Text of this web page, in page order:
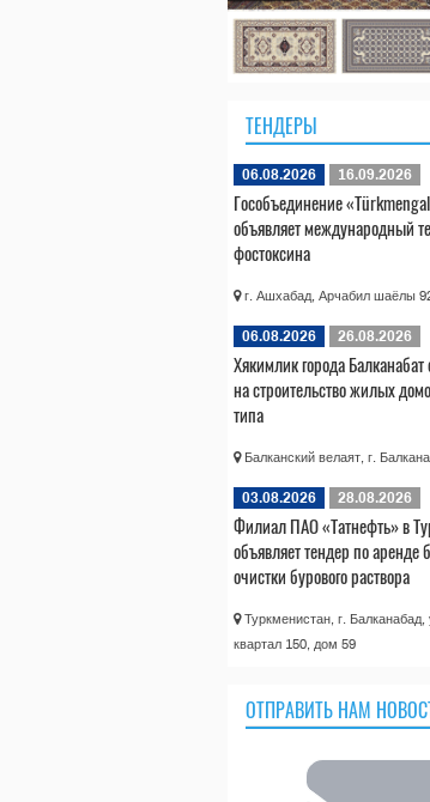
ТЕНДЕРЫ
06.08.2026 16.09.2026
Гособъединение
объявляет международный
фостоксина
г. Ашхабад, Арчабил шаёлы
06.08.2026 26.08.2026
Хякимлик города Балканабат
на строительство жилых
типа
Балканский велаят, г.
03.08.2026 28.08.2026
Филиал ПАО «Татнефть» в
объявляет тендер по аренде
очистки бурового раствора
Туркменистан, г. Балканабад,
квартал 150, дом 59
ОТПРАВИТЬ НАМ